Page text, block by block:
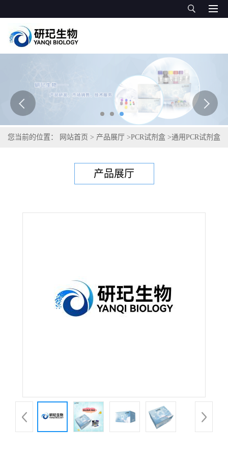
您当前的位置： 网站首页 > 产品展厅 >PCR试剂盒 >通用PCR试剂盒
产品展厅